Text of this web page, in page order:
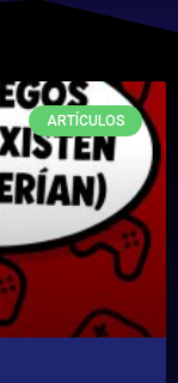
ARTÍCULOS